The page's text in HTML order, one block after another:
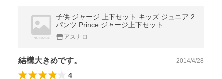
子供 ジャージ 上下セット キッズ ジュニア 2
パンツ Prince ジャージ上下セット
アスナロ
結構大きめです。 2014/4/28
4